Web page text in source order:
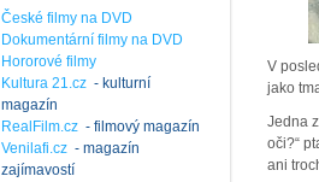
České filmy na DVD
Dokumentární filmy na DVD
Hororové filmy
Kultura 21.cz - kulturní
magazín
RealFilm.cz - filmový magazín
Venilafi.cz - magazín
zajímavostí
V
jako
Jedna
oči?“
ani